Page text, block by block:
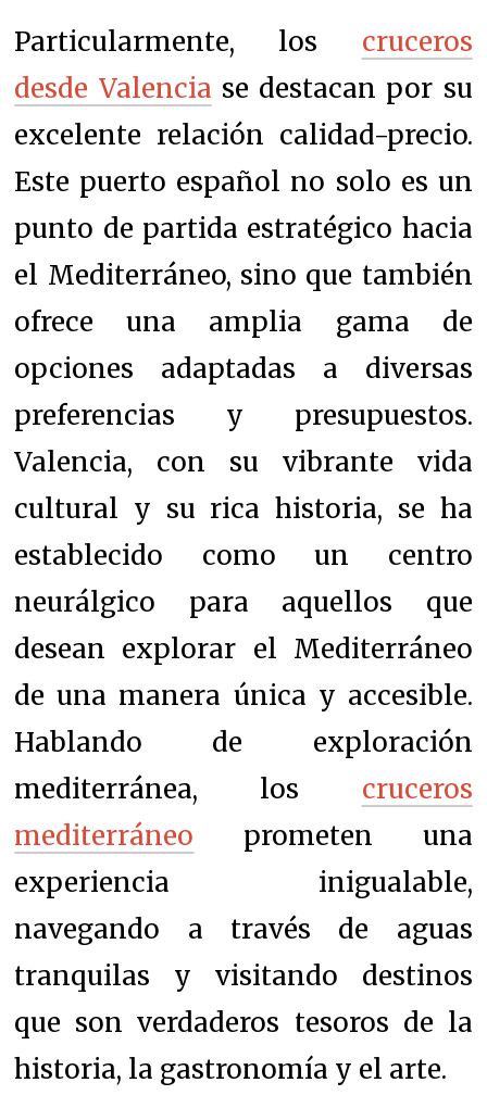
Particularmente, los cruceros
desde Valencia se destacan por su
excelente relación calidad-precio.
Este puerto español no solo es un
punto de partida estratégico hacia
el Mediterráneo, sino que también
ofrece una amplia gama de
opciones adaptadas a diversas
preferencias y presupuestos.
Valencia, con su vibrante vida
cultural y su rica historia, se ha
establecido como un centro
neurálgico para aquellos que
desean explorar el Mediterráneo
de una manera única y accesible.
Hablando de exploración
mediterránea, los cruceros
mediterráneo prometen una
experiencia inigualable,
navegando a través de aguas
tranquilas y visitando destinos
que son verdaderos tesoros de la
historia, la gastronomía y el arte.